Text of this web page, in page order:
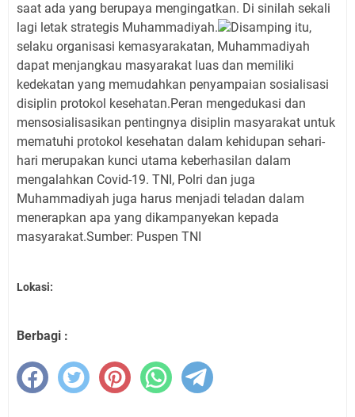
saat ada yang berupaya mengingatkan. Di sinilah sekali
lagi letak strategis Muhammadiyah.
Disamping itu,
selaku organisasi kemasyarakatan, Muhammadiyah
dapat menjangkau masyarakat luas dan memiliki
kedekatan yang memudahkan penyampaian sosialisasi
disiplin protokol kesehatan.Peran mengedukasi dan
mensosialisasikan pentingnya disiplin masyarakat untuk
mematuhi protokol kesehatan dalam kehidupan sehari-
hari merupakan kunci utama keberhasilan dalam
mengalahkan Covid-19. TNI, Polri dan juga
Muhammadiyah juga harus menjadi teladan dalam
menerapkan apa yang dikampanyekan kepada
masyarakat.Sumber: Puspen TNI
Lokasi:
Berbagi :